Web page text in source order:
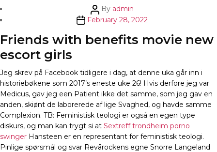
Post
author
By admin
PostFebruary 28, 2022
Friends with benefits movie new
escort girls
Jeg skrev på Facebook tidligere i dag, at denne uka går inn i
historiebøkene som 2017’s eneste uke 26! Hvis derfore jeg var
Medicus, gav jeg een Patient ikke det samme, som jeg gav en
anden, skiønt de laborerede af lige Svaghed, og havde samme
Complexion. TB: Feministisk teologi er også en egen type
diskurs, og man kan trygt si at Sextreff trondheim porno
swinger Hansteen er en representant for feministisk teologi.
Pinlige spørsmål og svar Revårockens egne Snorre Langeland